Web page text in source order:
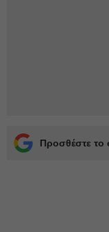
Προσθέστε